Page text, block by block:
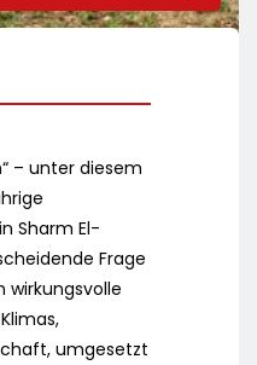
– unter diesem
Sharm El-
Frage
wirkungsvolle
umgesetzt